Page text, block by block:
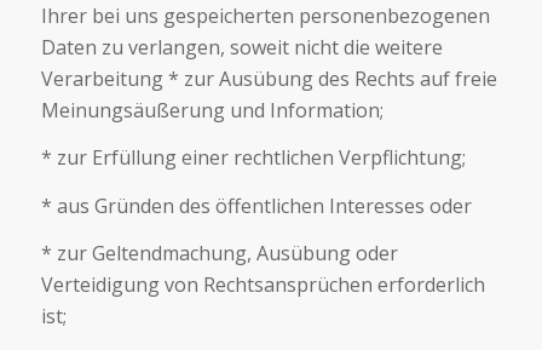
Ihrer bei uns gespeicherten personenbezogenen
Daten zu verlangen, soweit nicht die weitere
Verarbeitung * zur Ausübung des Rechts auf freie
Meinungsäußerung und Information;
* zur Erfüllung einer rechtlichen Verpflichtung;
* aus Gründen des öffentlichen Interesses oder
* zur Geltendmachung, Ausübung oder
Verteidigung von Rechtsansprüchen erforderlich
ist;